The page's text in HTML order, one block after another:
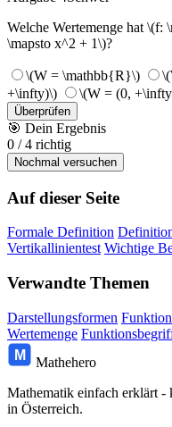
Welche Wertemenge hat
\mapsto x^2 + 1\)?
\(W = \mathbb{R}\)
+\infty)\)
\(W = (0,
Überprüfen
🎯 Dein Ergebnis
0 /4 richtig
Nochmal versuchen
Auf dieser Seite
Formale Definition
Vertikallinientest Wichtige
Verwandte Themen
Darstellungsformen
Wertemenge
M
Mathehero
Mathematik einfach erklärt -
in Österreich.